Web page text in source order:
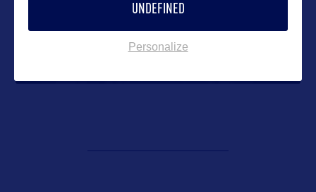
Spring Grove Cemetery
UNDEFINED
Personalize